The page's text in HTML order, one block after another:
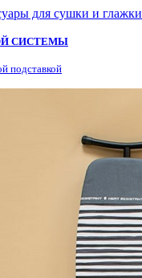
для сушки и глажки
СИСТЕМЫ
подставкой